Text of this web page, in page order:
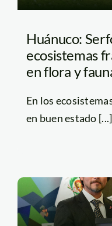
Huánuco:
ecosistemas
en flora y
En los
en buen estado [...]